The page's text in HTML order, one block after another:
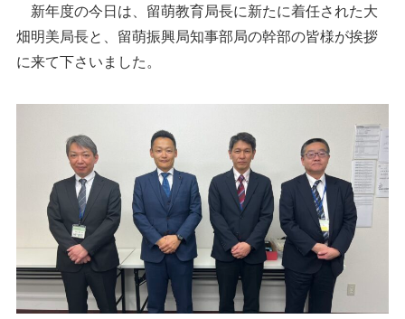
新年度の今日は、留萌教育局長に新たに着任された大
畑明美局長と、留萌振興局知事部局の幹部の皆様が挨拶
に来て下さいました。